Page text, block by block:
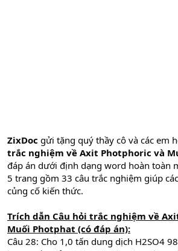
ZixDoc gửi tặng quý thầy cô và các em
trắc nghiệm về Axit Photphoric và
đáp án dưới định dạng word hoàn toàn
5 trang gồm 33 câu trắc nghiệm giúp
củng cố kiến thức.
Trích dẫn Câu hỏi trắc nghiệm về
Muối Photphat (có đáp án):
Câu 28: Cho 1,0 tấn dung dịch H2SO4